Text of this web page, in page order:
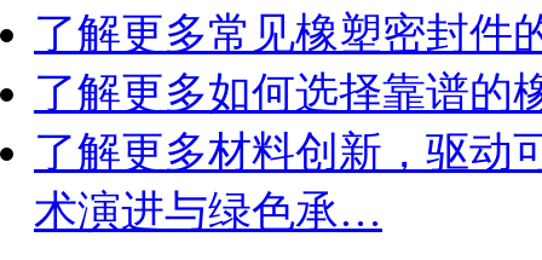
了解更多常见橡塑密封件
了解更多如何选择靠谱的
了解更多材料创新，驱动
术演进与绿色承…